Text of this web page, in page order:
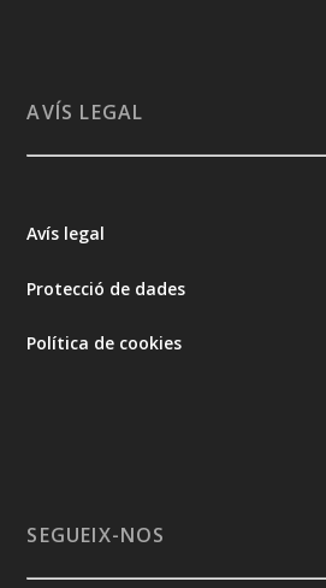
AVÍS LEGAL
Avís legal
Protecció de dades
Política de cookies
SEGUEIX-NOS